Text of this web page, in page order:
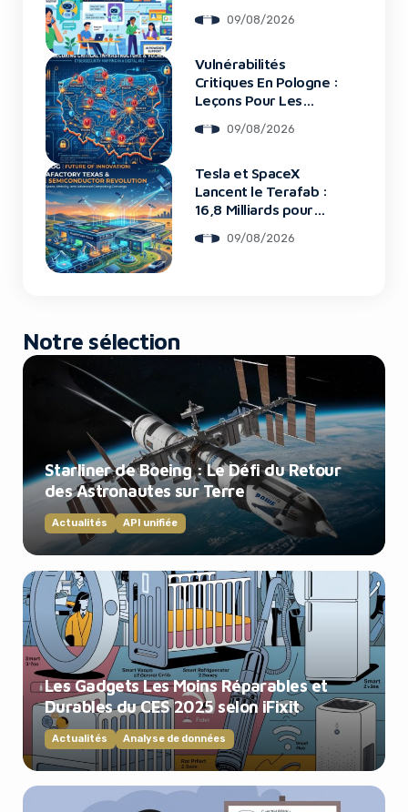
09/08/2026
Vulnérabilités
Critiques En Pologne :
Leçons Pour Les
09/08/2026
Tesla et SpaceX
Lancent le Terafab :
16,8 Milliards pour
Révolutionnaire
09/08/2026
Notre sélection
Starliner de Boeing : Le Défi du Retour
des Astronautes sur Terre
Actualités API unifiée
Les Gadgets Les Moins Réparables et
Durables du CES 2025 selon iFixit
Actualités Analyse de données
Yes, I will turn off Ad-Blocker
No Thanks